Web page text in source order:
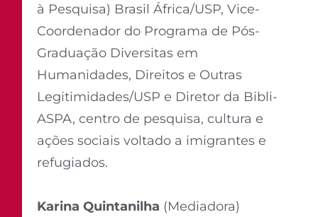
à Pesquisa) Brasil África/USP, Vice-
Coordenador do Programa de Pós-
Graduação Diversitas em
Humanidades, Direitos e Outras
Legitimidades/USP e Diretor da Bibli-
ASPA, centro de pesquisa, cultura e
ações sociais voltado a imigrantes e
refugiados.
Karina Quintanilha (Mediadora)